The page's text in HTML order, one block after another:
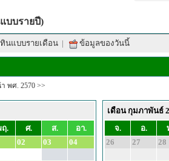
บบรายปี)
นแบบรายเดือน | ข้อมูลของวันนี้
พศ. 2570 >>
. ศ. ส.
อา.
02 03 04
เดือน กุมภาพันธ์
จ.
อ.
26
27 28